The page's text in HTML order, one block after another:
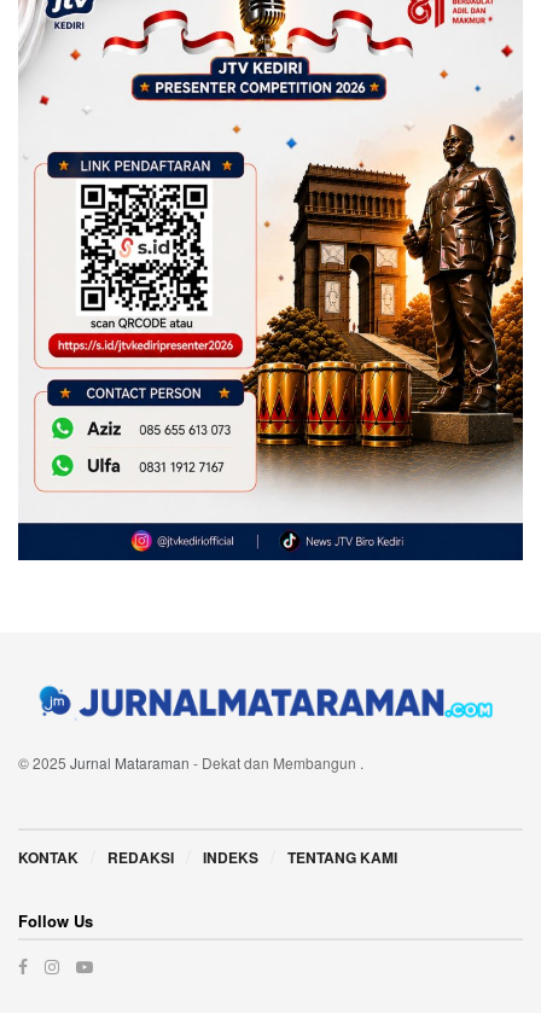
© 2025 Jurnal Mataraman - Dekat dan Membangun .
KONTAK REDAKSI INDEKS TENTANG KAMI
Follow Us